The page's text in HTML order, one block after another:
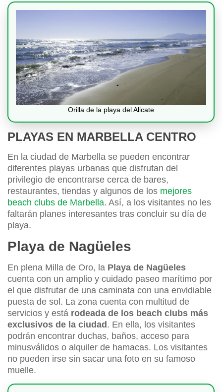
Orilla de la playa del Alicate
PLAYAS EN MARBELLA CENTRO
En la ciudad de Marbella se pueden encontrar
diferentes playas urbanas que disfrutan del
privilegio de encontrarse cerca de bares,
restaurantes, tiendas y algunos de los mejores
beach clubs de Marbella. Así, a los visitantes no les
faltarán planes interesantes tras concluir su día de
playa.
Playa de Nagüeles
En plena Milla de Oro, la Playa de Nagüeles
cuenta con un amplio y cuidado paseo marítimo por
el que disfrutar de una caminata con una envidiable
puesta de sol. La zona cuenta con multitud de
servicios y está rodeada de los beach clubs más
exclusivos de la ciudad. En ella, los visitantes
podrán encontrar duchas, baños, acceso para
minusválidos o alquiler de hamacas. Los visitantes
no pueden irse sin sacar una foto en su famoso
muelle.